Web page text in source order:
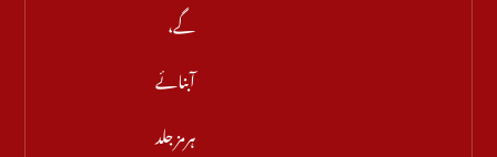
گے،
آبنائے
ہرمز جلد